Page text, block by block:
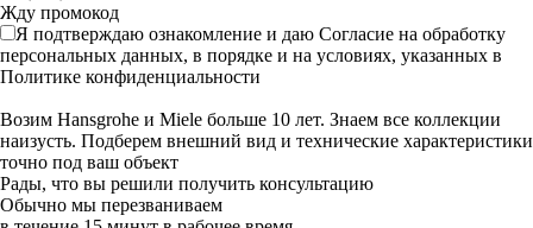
Я подтверждаю ознакомление и даю Согласие на обработку
персональных данных, в порядке и на условиях, указанных в
Политике конфиденциальности
Возим Hansgrohe и Miele больше 10 лет. Знаем все коллекции
наизусть. Подберем внешний вид и технические характеристики
точно под ваш объект
Рады, что вы решили получить консультацию
Обычно мы перезваниваем